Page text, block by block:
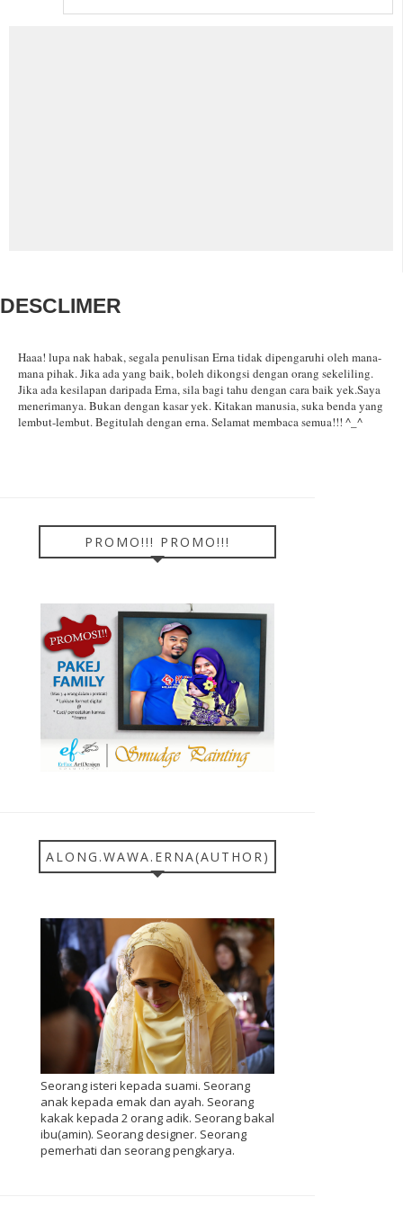
DESCLIMER
Haaa! lupa nak habak, segala penulisan Erna tidak dipengaruhi oleh mana-
mana pihak. Jika ada yang baik, boleh dikongsi dengan orang sekeliling.
Jika ada kesilapan daripada Erna, sila bagi tahu dengan cara baik yek.Saya
menerimanya. Bukan dengan kasar yek. Kitakan manusia, suka benda yang
lembut-lembut. Begitulah dengan erna. Selamat membaca semua!!! ^_^
PROMO!!! PROMO!!!
ALONG.WAWA.ERNA(AUTHOR)
Seorang isteri kepada suami. Seorang
anak kepada emak dan ayah. Seorang
kakak kepada 2 orang adik. Seorang bakal
ibu(amin). Seorang designer. Seorang
pemerhati dan seorang pengkarya.